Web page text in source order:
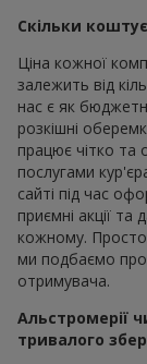
Скільки
Ціна кожної
залежить від
нас є як
розкішні
працює чітко та
послугами
сайті під час
приємні акції та
кожному. Просто
ми подбаємо про
отримувача.
Альстромерії
тривалого